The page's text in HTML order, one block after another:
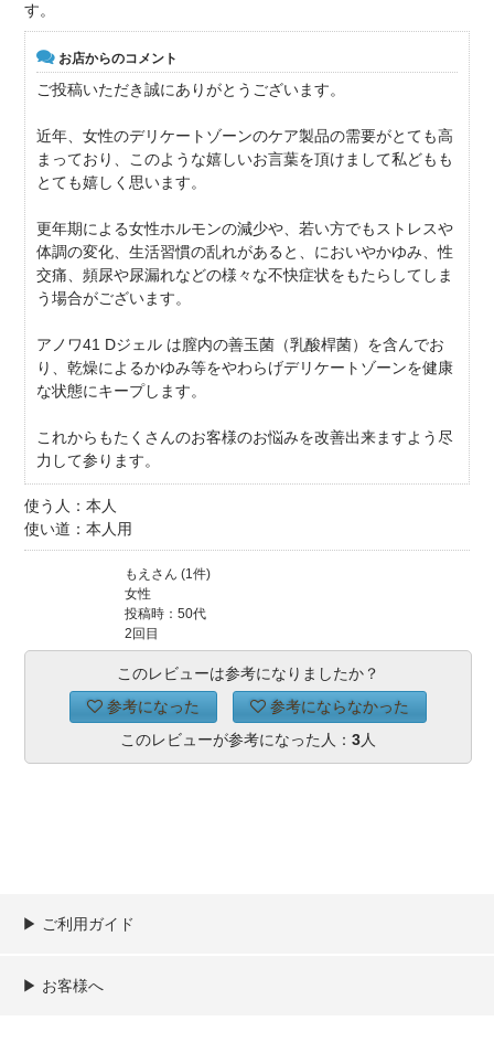
す。
お店からのコメント
ご投稿いただき誠にありがとうございます。
近年、女性のデリケートゾーンのケア製品の需要がとても高
まっており、このような嬉しいお言葉を頂けまして私どもも
とても嬉しく思います。
更年期による女性ホルモンの減少や、若い方でもストレスや
体調の変化、生活習慣の乱れがあると、においやかゆみ、性
交痛、頻尿や尿漏れなどの様々な不快症状をもたらしてしま
う場合がございます。
アノワ41 Dジェル は膣内の善玉菌（乳酸桿菌）を含んでお
り、乾燥によるかゆみ等をやわらげデリケートゾーンを健康
な状態にキープします。
これからもたくさんのお客様のお悩みを改善出来ますよう尽
力して参ります。
使う人：本人
使い道：本人用
もえさん (1件)
女性
投稿時：50代
2回目
このレビューは参考になりましたか？
参考になった
参考にならなかった
このレビューが参考になった人： 3人
▶︎ ご利用ガイド
ご利用ガイド
決済／配送／送料について
取り扱い商品一覧
顧客情報の取扱について
特定商取引法の表記
▶︎ お客様へ